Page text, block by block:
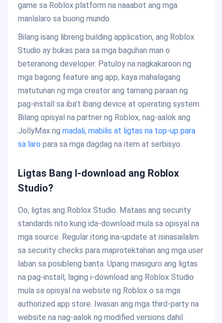
game sa Roblox platform na naaabot ang mga
manlalaro sa buong mundo.
Bilang isang libreng building application, ang Roblox
Studio ay bukas para sa mga baguhan man o
beteranong developer. Patuloy na nagkakaroon ng
mga bagong feature ang app, kaya mahalagang
matutunan ng mga creator ang tamang paraan ng
pag-install sa iba’t ibang device at operating system.
Bilang opisyal na partner ng Roblox, nag-aalok ang
JollyMax ng madali, mabilis at ligtas na top-up para
sa laro para sa mga dagdag na item at serbisyo.
Ligtas Bang I-download ang Roblox
Studio?
Oo, ligtas ang Roblox Studio. Mataas ang security
standards nito kung ida-download mula sa opisyal na
mga source. Regular itong ina-update at isinasailalim
sa security checks para maprotektahan ang mga user
laban sa posibleng banta. Upang masiguro ang ligtas
na pag-install, laging i-download ang Roblox Studio
mula sa opisyal na website ng Roblox o sa mga
authorized app store. Iwasan ang mga third-party na
website na nag-aalok ng modified versions dahil